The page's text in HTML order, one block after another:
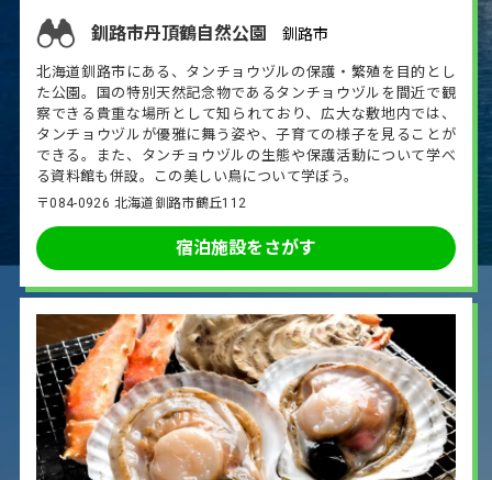
釧路市丹頂鶴自然公園 釧路市
北海道釧路市にある、タンチョウヅルの保護・繁殖を目的とし
た公園。国の特別天然記念物であるタンチョウヅルを間近で観
察できる貴重な場所として知られており、広大な敷地内では、
タンチョウヅルが優雅に舞う姿や、子育ての様子を見ることが
できる。また、タンチョウヅルの生態や保護活動について学べ
る資料館も併設。この美しい鳥について学ぼう。
〒084-0926 北海道釧路市鶴丘112
宿泊施設をさがす